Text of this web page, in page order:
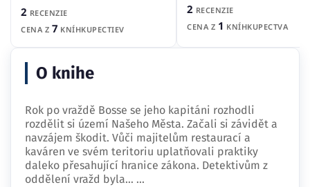
2 RECENZIE
CENA Z 7 KNÍHKUPECTIEV
2 RECENZIE
CENA Z 1 KNÍHKUPECTVA
O knihe
Rok po vraždě Bosse se jeho kapitáni rozhodli
rozdělit si území Našeho Města. Začali si závidět a
navzájem škodit. Vůči majitelům restaurací a
kaváren ve svém teritoriu uplatňovali praktiky
daleko přesahující hranice zákona. Detektivům z
oddělení vražd byla… ...